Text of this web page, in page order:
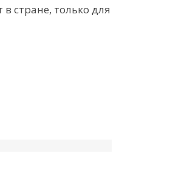
стране, только для